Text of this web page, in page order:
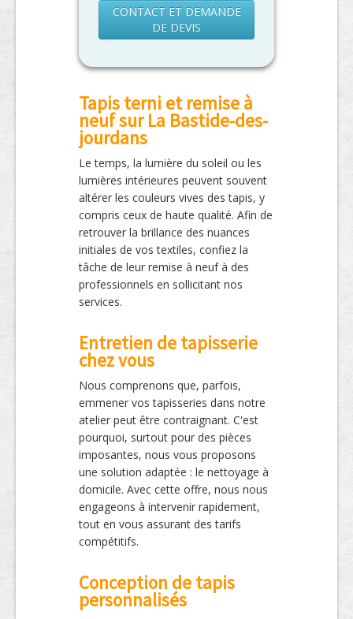
CONTACT ET DEMANDE
DE DEVIS
Tapis terni et remise à
neuf sur La Bastide-des-
jourdans
Le temps, la lumière du soleil ou les
lumières intérieures peuvent souvent
altérer les couleurs vives des tapis, y
compris ceux de haute qualité. Afin de
retrouver la brillance des nuances
initiales de vos textiles, confiez la
tâche de leur remise à neuf à des
professionnels en sollicitant nos
services.
Entretien de tapisserie
chez vous
Nous comprenons que, parfois,
emmener vos tapisseries dans notre
atelier peut être contraignant. C'est
pourquoi, surtout pour des pièces
imposantes, nous vous proposons
une solution adaptée : le nettoyage à
domicile. Avec cette offre, nous nous
engageons à intervenir rapidement,
tout en vous assurant des tarifs
compétitifs.
Conception de tapis
personnalisés